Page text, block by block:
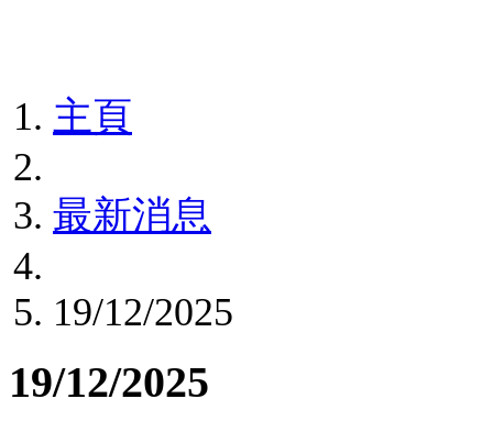
主頁
最新消息
19/12/2025
19/12/2025